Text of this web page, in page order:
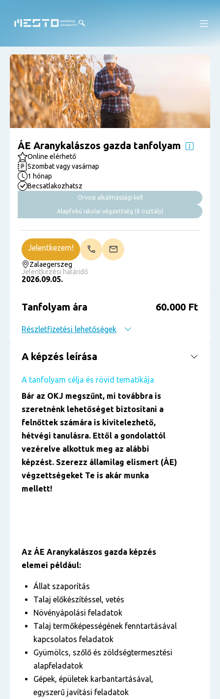
ÁE Aranykalászos gazda tanfolyam
Online elérhető
Szombat vagy vasárnap
1 hónap
Becsatlakozhatsz
Orvosi alkalmassági kell
Alapfokú iskolai végzettség (8 osztály)
Zalaegerszeg
Jelentkezési határidő
2026.09.05.
Jelentkezem!
Tanfolyam ára 60.000 Ft
Részletfizetési lehetőségek
A képzés leírása
A tanfolyam célja és rövid tematikája
Bár az OKJ megszűnt, mi továbbra is
szeretnénk lehetőséget biztosítani a
felnőttek számára is kivitelezhető,
hétvégi tanulásra. Ettől a gondolattól
vezérelve alkottuk meg az alábbi
képzést. Szerezz államilag elismert (ÁE)
végzettségeket Te is akár munka
mellett!
Az ÁE Aranykalászos gazda képzés
elemei például:
Állat szaporítás
Talaj előkészítéssel, vetés
Növényápolási feladatok
Talaj termőképességének fenntartásával
kapcsolatos feladatok
Gyümölcs, szőlő és zöldségtermesztési
alapfeladatok
Gépek, épületek karbantartásával,
egyszerű javítási feladatok